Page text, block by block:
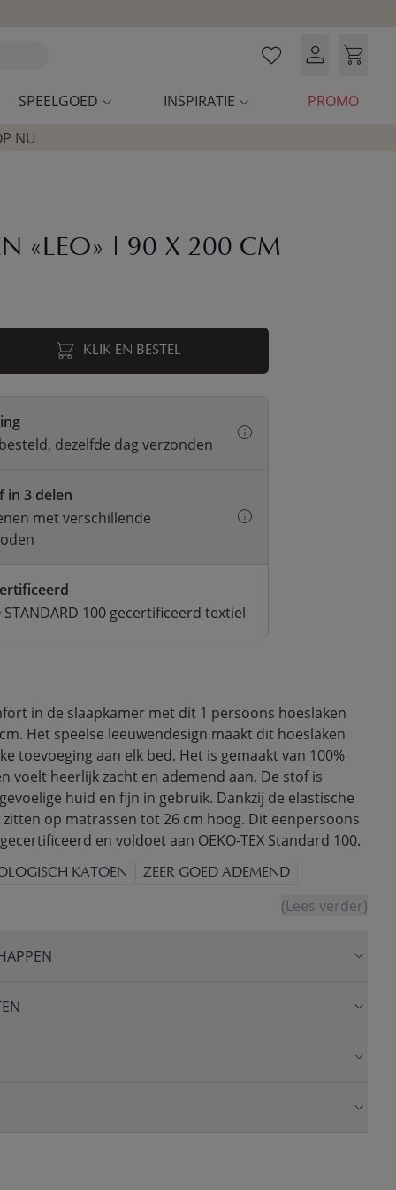
SPEELGOED INSPIRATIE
PROMO
NU
«LEO» | 90 X 200 CM
KLIK EN BESTEL
dezelfde dag verzonden
in 3 delen
met verschillende
STANDARD 100 gecertificeerd textiel
in de slaapkamer met dit 1 persoons hoeslaken
Het speelse leeuwendesign maakt dit hoeslaken
toevoeging aan elk bed. Het is gemaakt van 100%
voelt heerlijk zacht en ademend aan. De stof is
huid en fijn in gebruik. Dankzij de elastische
op matrassen tot 26 cm hoog. Dit eenpersoons
en voldoet aan OEKO-TEX Standard 100.
KATOEN ZEER GOED ADEMEND
(Lees verder)